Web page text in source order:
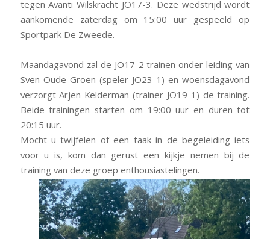
tegen Avanti Wilskracht JO17-3. Deze wedstrijd wordt
aankomende zaterdag om 15:00 uur gespeeld op
Sportpark De Zweede.
Maandagavond zal de JO17-2 trainen onder leiding van
Sven Oude Groen (speler JO23-1) enwoensdagavond
verzorgt Arjen Kelderman (trainer JO19-1) de training.
Beide trainingen starten om 19:00 uur en duren tot
20:15 uur.
Mocht u twijfelen of een taak in de begeleiding iets
voor u is, kom dan gerust een kijkje nemen bij de
training van deze groep enthousiastelingen.